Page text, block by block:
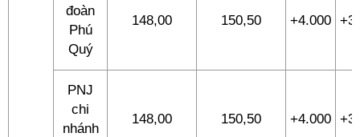
đoàn
Phú
Quý
148,00 150,50 +4.000
PNJ
chi
nhánh
148,00 150,50 +4.000